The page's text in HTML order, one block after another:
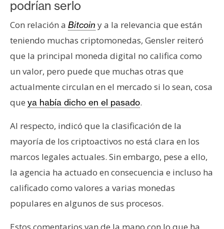
podrían serlo
Con relación a Bitcoin y a la relevancia que están
teniendo muchas criptomonedas, Gensler reiteró
que la principal moneda digital no califica como
un valor, pero puede que muchas otras que
actualmente circulan en el mercado si lo sean, cosa
que ya había dicho en el pasado.
Al respecto, indicó que la clasificación de la
mayoría de los criptoactivos no está clara en los
marcos legales actuales. Sin embargo, pese a ello,
la agencia ha actuado en consecuencia e incluso ha
calificado como valores a varias monedas
populares en algunos de sus procesos.
Estos comentarios van de la mano con lo que ha